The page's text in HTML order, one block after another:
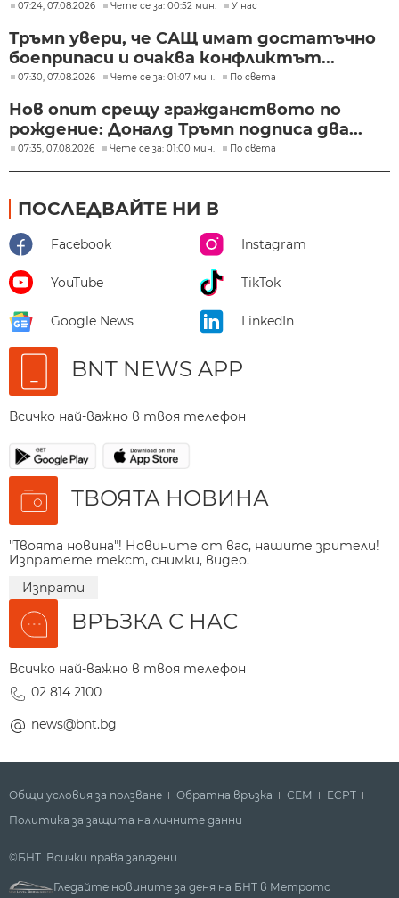
07:24, 07.08.2026 Чете се за: 00:52 мин. У нас
Тръмп увери, че САЩ имат достатъчно
боеприпаси и очаква конфликтът...
07:30, 07.08.2026 Чете се за: 01:07 мин. По света
Нов опит срещу гражданството по
рождение: Доналд Тръмп подписа два...
07:35, 07.08.2026 Чете се за: 01:00 мин. По света
ПОСЛЕДВАЙТЕ НИ В
Facebook Instagram
YouTube TikTok
Google News LinkedIn
BNT NEWS APP
Всичко най-важно в твоя телефон
ТВОЯТА НОВИНА
"Твоята новина"! Новините от вас, нашите зрители!
Изпратете текст, снимки, видео.
Изпрати
ВРЪЗКА С НАС
Всичко най-важно в твоя телефон
02 814 2100
news@bnt.bg
Общи условия за ползване Обратна връзка СЕМ
ECPT
Политика за защита на личните данни
©БНТ. Всички права запазени
Гледайте новините за деня на БНТ в Метрото